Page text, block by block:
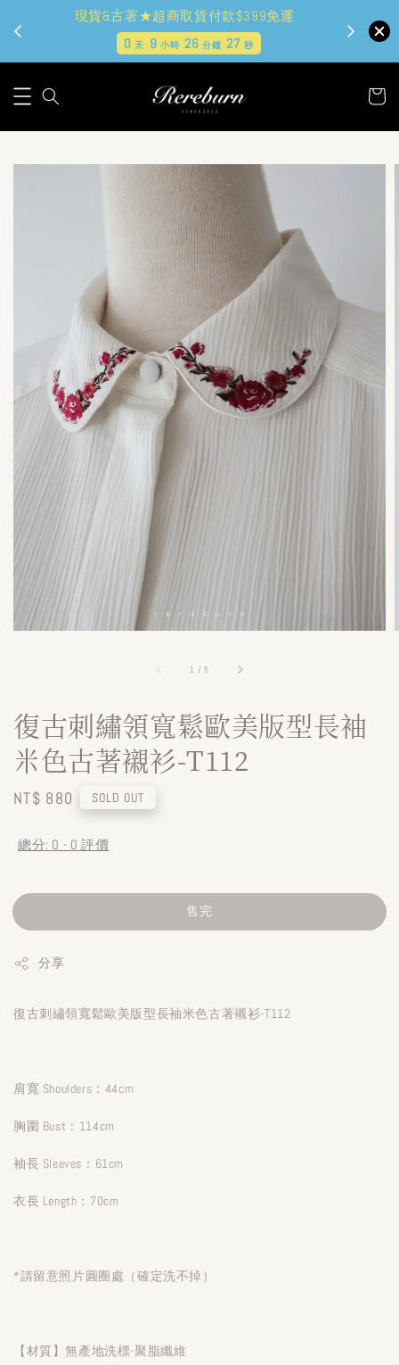
現貨&古著★超商取貨付款$399免運
0天 9小時 26分鐘 26秒
1 /5
復古刺繡領寬鬆歐美版型長袖
米色古著襯衫-T112
Regular
NT$ 880 SOLD OUT
總分: 0 - 0 評價
售完
分享
復古刺繡領寬鬆歐美版型長袖米色古著襯衫-T112
肩寬 Shoulders：44cm
胸圍 Bust：114cm
袖長 Sleeves：61cm
衣長 Length：70cm
*請留意照片圓圈處（確定洗不掉）
【材質】無產地洗標-聚脂纖維